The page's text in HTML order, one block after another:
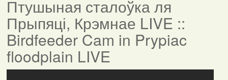
Птушыная сталоўка ля
Прыпяці, Крэмнае LIVE ::
Birdfeeder Cam in Prypiac
floodplain LIVE